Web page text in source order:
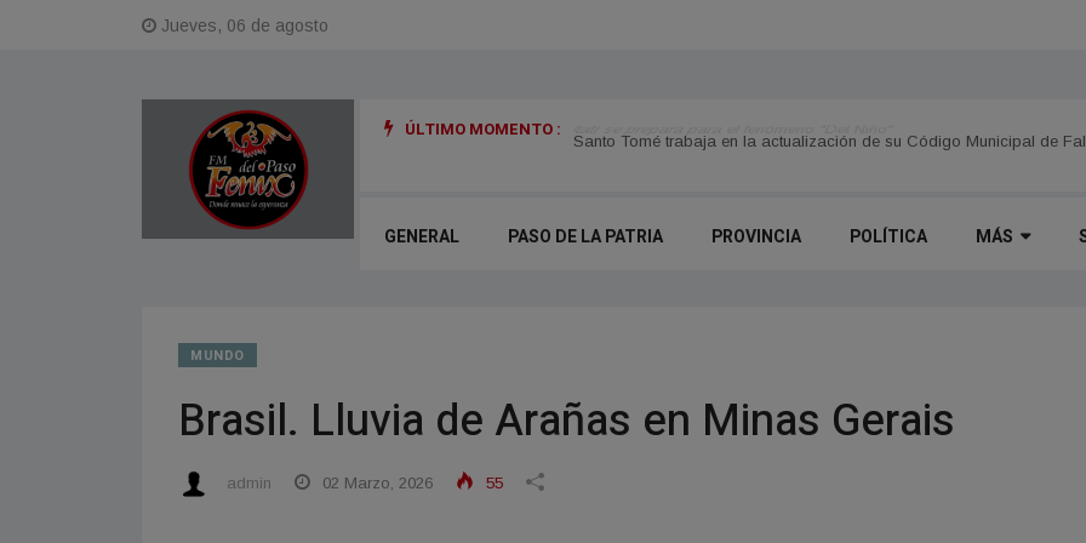
Jueves, 06 de agosto
ÚLTIMO MOMENTO :
su Código Municipal de Faltas
GENERAL PASO DE LA PATRIA PROVINCIA POLÍTICA MÁS
MUNDO
Brasil. Lluvia de Arañas en Minas Gerais
admin 02 Marzo, 2026 55